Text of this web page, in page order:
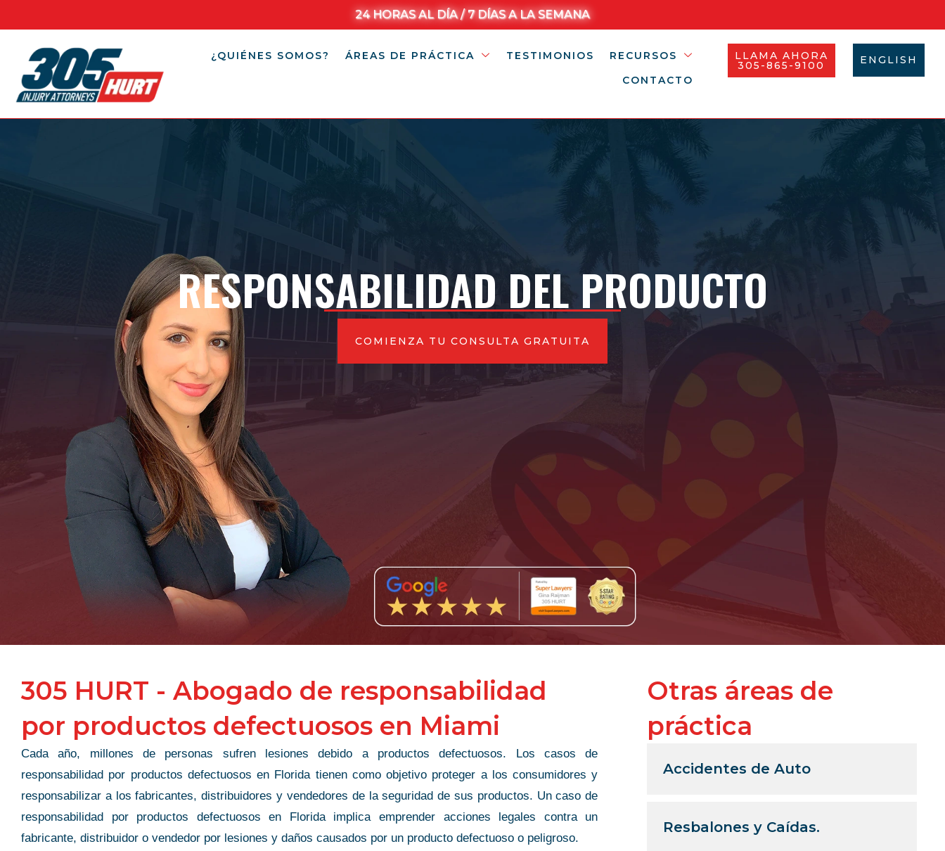
24 HORAS AL DÍA / 7 DÍAS A LA SEMANA
¿QUIÉNES SOMOS? ÁREAS DE PRÁCTICA TESTIMONIOS
RECURSOS
CONTACTO
LLAMA AHORA
305-865-9100 ENGLISH
RESPONSABILIDAD DEL PRODUCTO
COMIENZA TU CONSULTA GRATUITA
305 HURT - Abogado de responsabilidad
por productos defectuosos en Miami
Cada año, millones de personas sufren lesiones debido a productos defectuosos. Los casos de
responsabilidad por productos defectuosos en Florida tienen como objetivo proteger a los consumidores y
responsabilizar a los fabricantes, distribuidores y vendedores de la seguridad de sus productos. Un caso de
responsabilidad por productos defectuosos en Florida implica emprender acciones legales contra un
fabricante, distribuidor o vendedor por lesiones y daños causados ​​por un producto defectuoso o peligroso.
Otras áreas de
práctica
Accidentes de Auto
Resbalones y Caídas.